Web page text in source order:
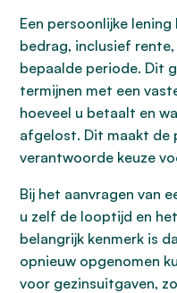
Een persoonlijke
bedrag, inclusief
bepaalde periode. Dit
termijnen met een
hoeveel u betaalt en
afgelost. Dit maakt de
verantwoorde keuze
Bij het aanvragen van
u zelf de looptijd en
belangrijk kenmerk is
opnieuw opgenomen
voor gezinsuitgaven,